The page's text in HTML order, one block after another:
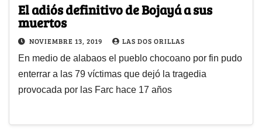
El adiós definitivo de Bojayá a sus
muertos
NOVIEMBRE 13, 2019 LAS DOS ORILLAS
En medio de alabaos el pueblo chocoano por fin pudo
enterrar a las 79 víctimas que dejó la tragedia
provocada por las Farc hace 17 años